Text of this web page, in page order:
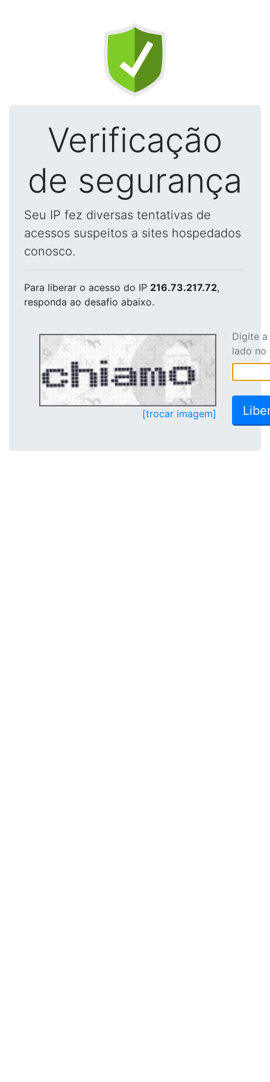
Verificação
de segurança
Seu IP fez diversas tentativas de
acessos suspeitos a sites hospedados
conosco.
Para liberar o acesso do IP 216.73.217.72,
responda ao desafio abaixo.
[trocar imagem]
Digite
lado no